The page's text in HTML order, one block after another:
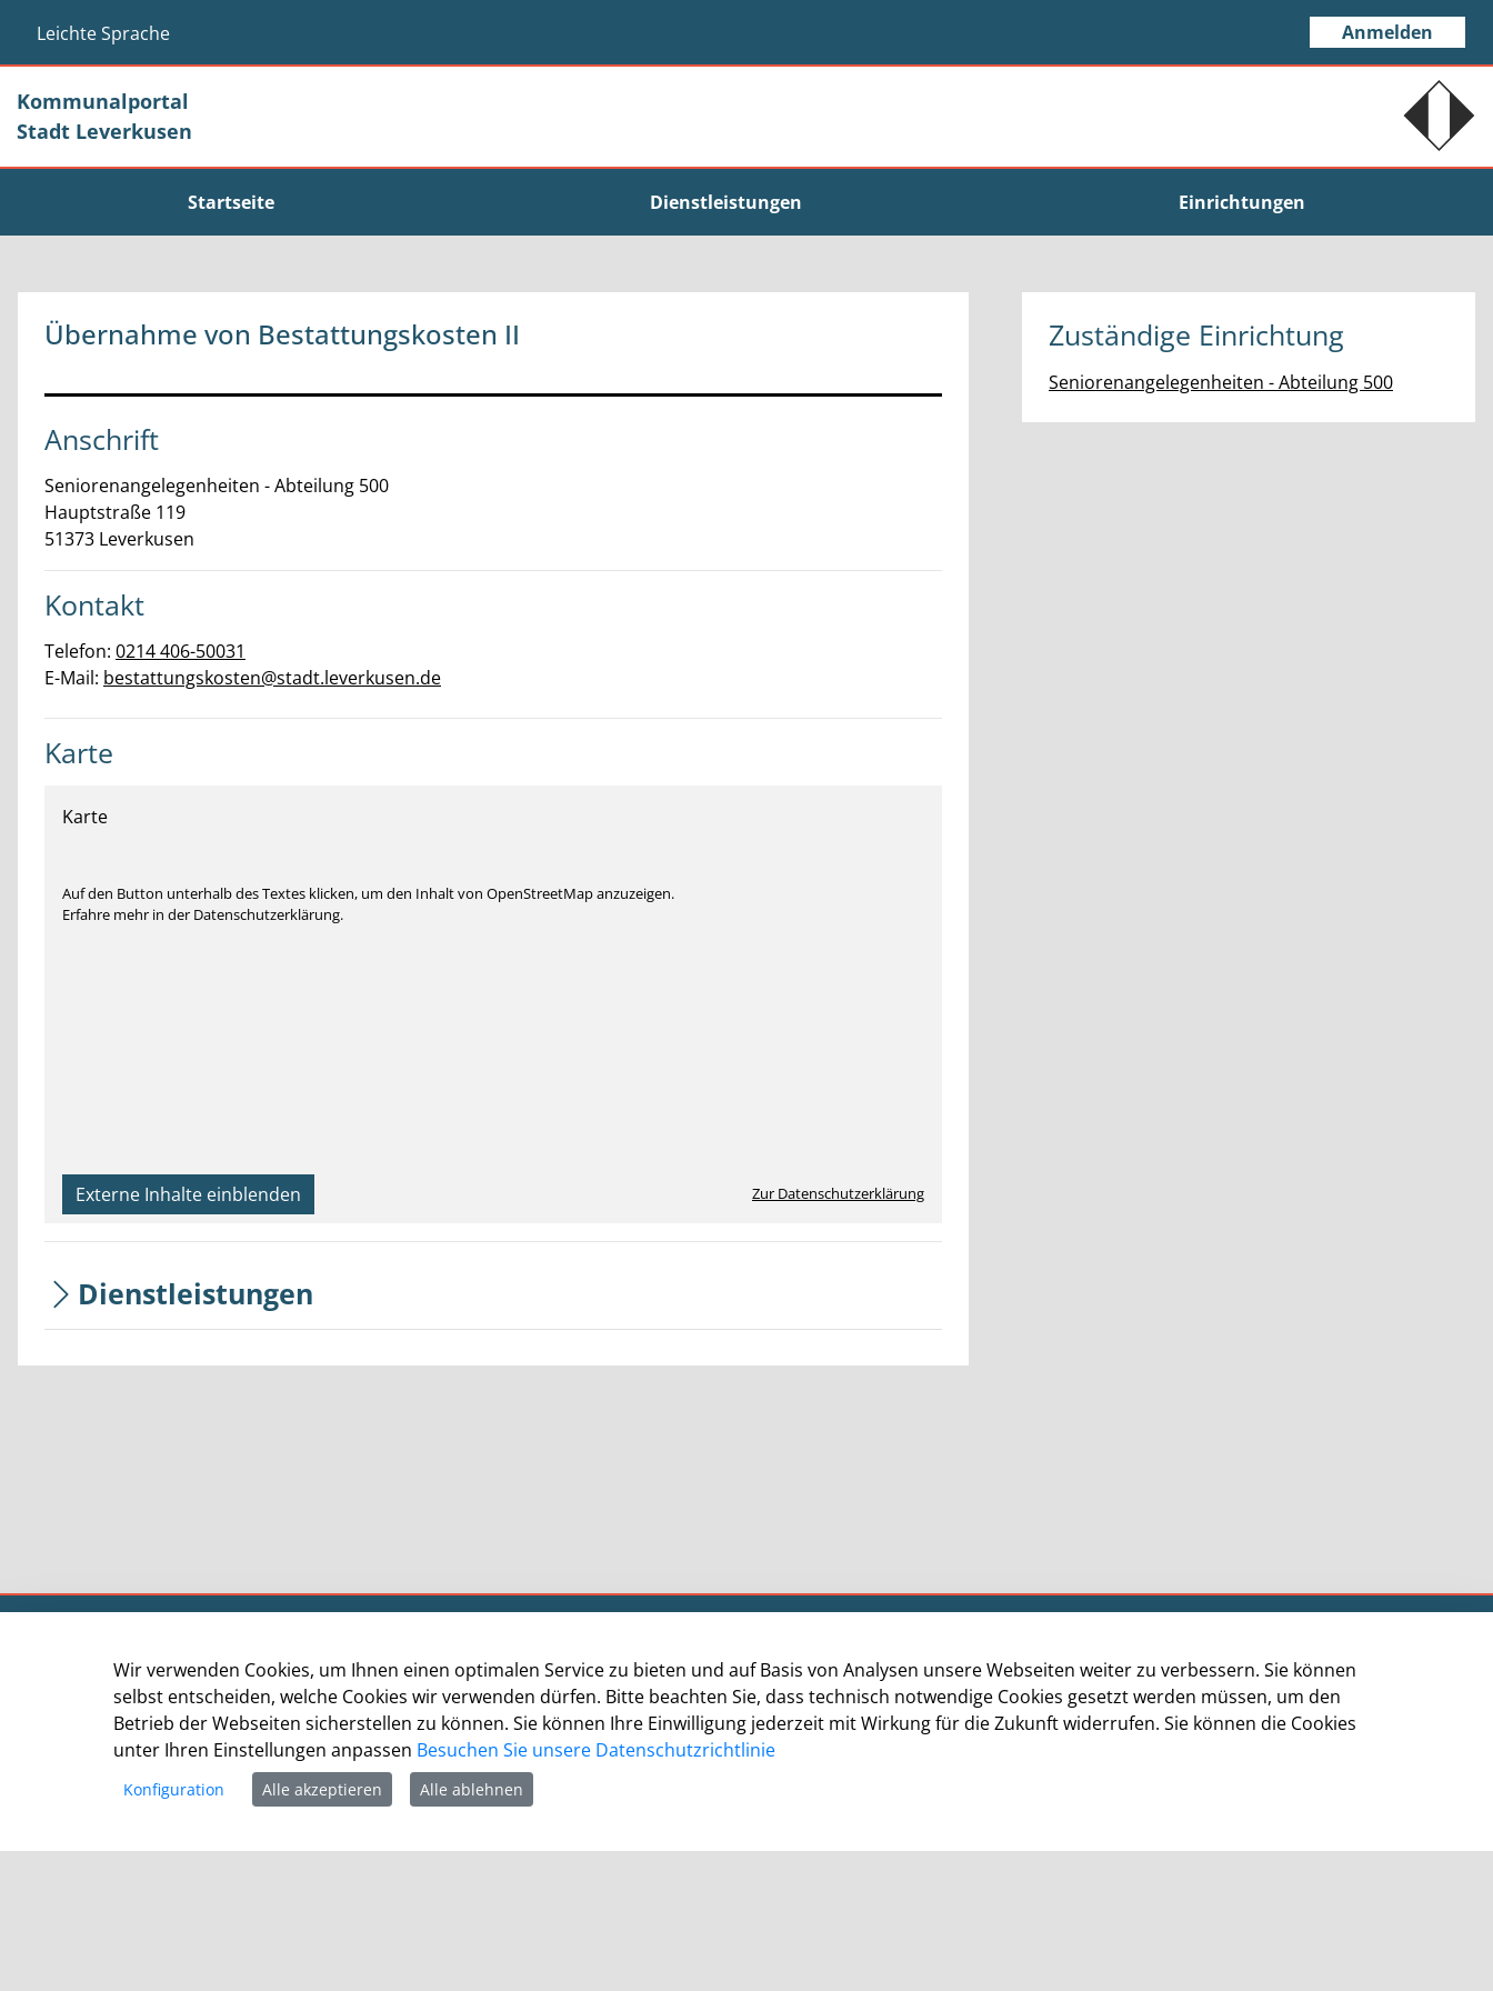
Zum Hauptinhalt springen
Leichte Sprache
Anmelden
Kommunalportal
Stadt Leverkusen
Startseite Dienstleistungen Einrichtungen
Übernahme von Bestattungskosten II
Anschrift
Seniorenangelegenheiten - Abteilung 500
Hauptstraße 119
51373 Leverkusen
Kontakt
Telefon: 0214 406-50031
E-Mail: bestattungskosten@stadt.leverkusen.de
Karte
Karte
Auf den Button unterhalb des Textes klicken, um den Inhalt von OpenStreetMap anzuzeigen.
Erfahre mehr in der Datenschutzerklärung.
Externe Inhalte einblenden Zur Datenschutzerklärung
Dienstleistungen
Zuständige Einrichtung
Seniorenangelegenheiten - Abteilung 500
Der Oberbürgermeister
Postfach 10 11 40
51311 Leverkusen
Telefax: +49 (0)214 406-11004
postmaster@stadt.leverkusen.de
Die allgemeinen Servicezeiten der Verwaltung
(telefonische Erreichbarkeit) sind:
Montag bis Donnerstag: 8.30 bis 15.30 Uhr
Freitag: 8.30 Uhr bis 13.30 Uhr
Datenschutz
Cookie-Richtlinie
Barrierefreiheit
Wir verwenden Cookies, um Ihnen einen optimalen Service zu bieten und auf Basis von Analysen unsere Webseiten weiter zu verbessern. Sie können
selbst entscheiden, welche Cookies wir verwenden dürfen. Bitte beachten Sie, dass technisch notwendige Cookies gesetzt werden müssen, um den
Betrieb der Webseiten sicherstellen zu können. Sie können Ihre Einwilligung jederzeit mit Wirkung für die Zukunft widerrufen. Sie können die Cookies
unter Ihren Einstellungen anpassen Besuchen Sie unsere Datenschutzrichtlinie
Konfiguration Alle akzeptieren Alle ablehnen